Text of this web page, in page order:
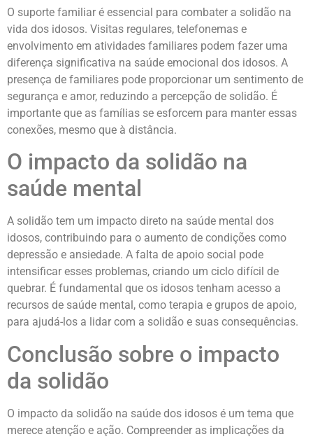
O suporte familiar é essencial para combater a solidão na
vida dos idosos. Visitas regulares, telefonemas e
envolvimento em atividades familiares podem fazer uma
diferença significativa na saúde emocional dos idosos. A
presença de familiares pode proporcionar um sentimento de
segurança e amor, reduzindo a percepção de solidão. É
importante que as famílias se esforcem para manter essas
conexões, mesmo que à distância.
O impacto da solidão na
saúde mental
A solidão tem um impacto direto na saúde mental dos
idosos, contribuindo para o aumento de condições como
depressão e ansiedade. A falta de apoio social pode
intensificar esses problemas, criando um ciclo difícil de
quebrar. É fundamental que os idosos tenham acesso a
recursos de saúde mental, como terapia e grupos de apoio,
para ajudá-los a lidar com a solidão e suas consequências.
Conclusão sobre o impacto
da solidão
O impacto da solidão na saúde dos idosos é um tema que
merece atenção e ação. Compreender as implicações da